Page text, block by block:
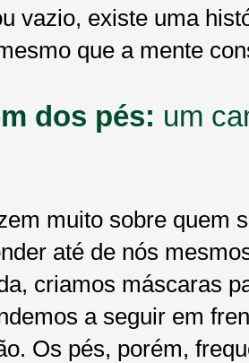
vazio, existe uma
que a mente
dos pés: um
muito sobre quem
até de nós
criamos máscaras
a seguir em
Os pés, porém,